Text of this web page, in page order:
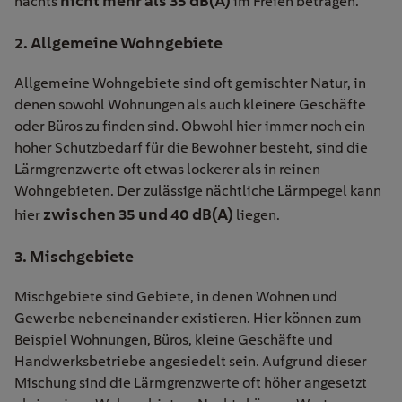
2. Allgemeine Wohngebiete
Allgemeine Wohngebiete sind oft gemischter Natur, in
denen sowohl Wohnungen als auch kleinere Geschäfte
oder Büros zu finden sind. Obwohl hier immer noch ein
hoher Schutzbedarf für die Bewohner besteht, sind die
Lärmgrenzwerte oft etwas lockerer als in reinen
Wohngebieten. Der zulässige nächtliche Lärmpegel kann
hier zwischen 35 und 40 dB(A) liegen.
3. Mischgebiete
Mischgebiete sind Gebiete, in denen Wohnen und
Gewerbe nebeneinander existieren. Hier können zum
Beispiel Wohnungen, Büros, kleine Geschäfte und
Handwerksbetriebe angesiedelt sein. Aufgrund dieser
Mischung sind die Lärmgrenzwerte oft höher angesetzt